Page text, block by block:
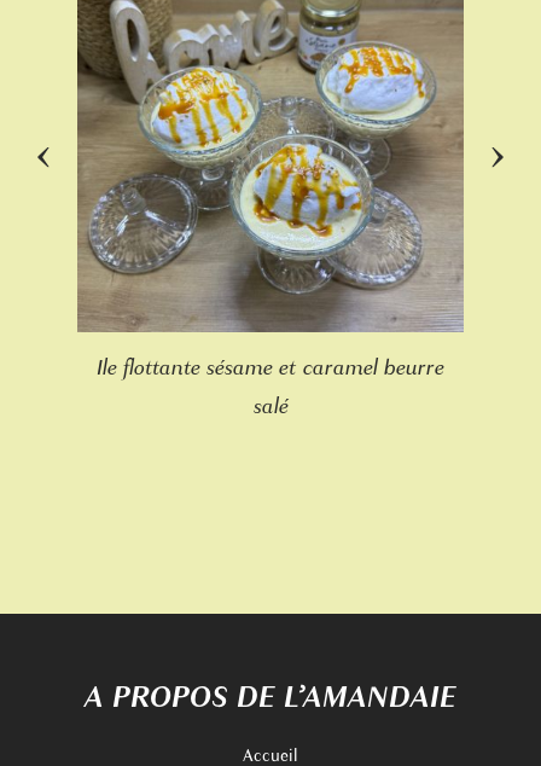
Ile flottante sésame et caramel beurre
salé
‹ ›
A PROPOS DE L’AMANDAIE
Accueil